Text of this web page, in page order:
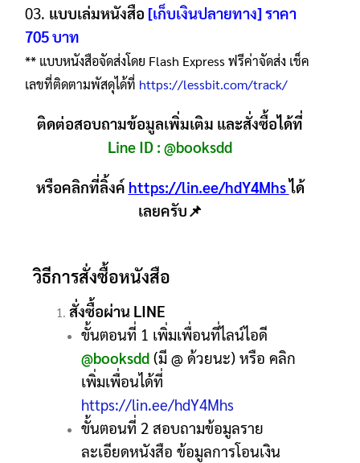
03. แบบเล่มหนังสือ [เก็บเงินปลายทาง] ราคา
705 บาท
** แบบหนังสือจัดส่งโดย Flash Express ฟรีค่าจัดส่ง เช็ค
เลขที่ติดตามพัสดุได้ที่ https://lessbit.com/track/
ติดต่อสอบถามข้อมูลเพิ่มเติม และสั่งซื้อได้ที่
Line ID :@booksdd
หรือคลิกที่ลิ้งค์ https://lin.ee/hdY4Mhsได้
เลยครับ📌
วิธีการสั่งซื้อหนังสือ
สั่งซื้อผ่าน LINE
ขั้นตอนที่ 1 เพิ่มเพื่อนที่ไลน์ไอดี
@booksdd (มี @ ด้วยนะ) หรือ คลิก
เพิ่มเพื่อนได้ที่
https://lin.ee/hdY4Mhs
ขั้นตอนที่ 2 สอบถามข้อมูลราย
ละเอียดหนังสือ ข้อมูลการโอนเงิน